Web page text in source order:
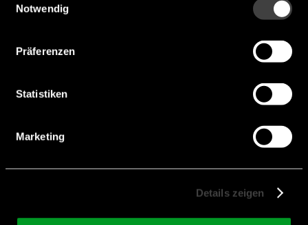
Notwendig
Präferenzen
Statistiken
Marketing
Details zeigen